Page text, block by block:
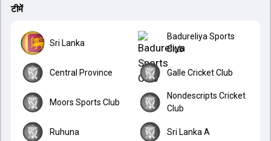
टीमें
Sri Lanka
Badureliya Sports
Club
Central Province Galle Cricket Club
Moors Sports Club
Nondescripts Cricket
Club
Ruhuna Sri Lanka A